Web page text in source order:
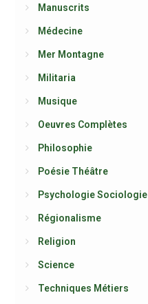
Manuscrits
Médecine
Mer Montagne
Militaria
Musique
Oeuvres Complètes
Philosophie
Poésie Théâtre
Psychologie Sociologie
Régionalisme
Religion
Science
Techniques Métiers